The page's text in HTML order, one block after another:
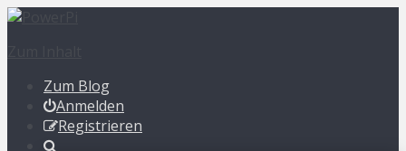
Zum Blog
Anmelden
Registrieren